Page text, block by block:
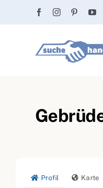
Profil Karte